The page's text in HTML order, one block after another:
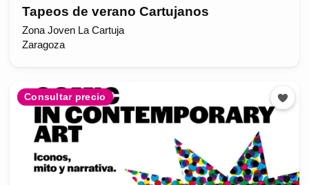
Tapeos de verano Cartujanos
Zona Joven La Cartuja
Zaragoza
Consultar precio